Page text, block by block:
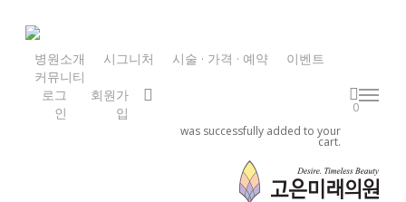
content
병원소개 시그니처 시술 · 가격 · 예약
이벤트
커뮤니티
로그
인
회원가
입
0
was successfully added to your
cart.
Menu